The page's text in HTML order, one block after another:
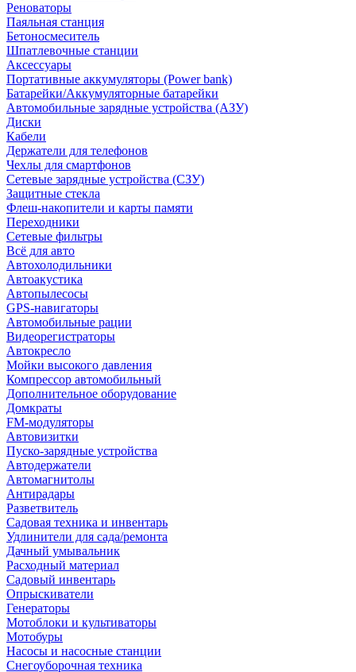
Реноваторы
Паяльная станция
Бетоносмеситель
Шпатлевочные станции
Аксессуары
Портативные аккумуляторы (Power bank)
Батарейки/Аккумуляторные батарейки
Автомобильные зарядные устройства (АЗУ)
Диски
Кабели
Держатели для телефонов
Чехлы для смартфонов
Сетевые зарядные устройства (СЗУ)
Защитные стекла
Флеш-накопители и карты памяти
Переходники
Сетевые фильтры
Всё для авто
Автохолодильники
Автоакустика
Автопылесосы
GPS-навигаторы
Автомобильные рации
Видеорегистраторы
Автокресло
Мойки высокого давления
Компрессор автомобильный
Дополнительное оборудование
Домкраты
FM-модуляторы
Автовизитки
Пуско-зарядные устройства
Автодержатели
Автомагнитолы
Антирадары
Разветвитель
Садовая техника и инвентарь
Удлинители для сада/ремонта
Дачный умывальник
Расходный материал
Садовый инвентарь
Опрыскиватели
Генераторы
Мотоблоки и культиваторы
Мотобуры
Насосы и насосные станции
Снегоуборочная техника